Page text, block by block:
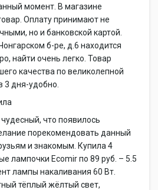
момент. В магазине
Оплату принимают не
но и банковской картой.
б-ре, д.6 находится
найти очень легко. Товар
качества по великолепной
3 дня-удобно.
что появилось
порекомендовать данный
и знакомым. Купила 4
лампочки Ecomir по 89 руб. – 5.5
лампы накаливания 60 Вт.
тёплый жёлтый свет,